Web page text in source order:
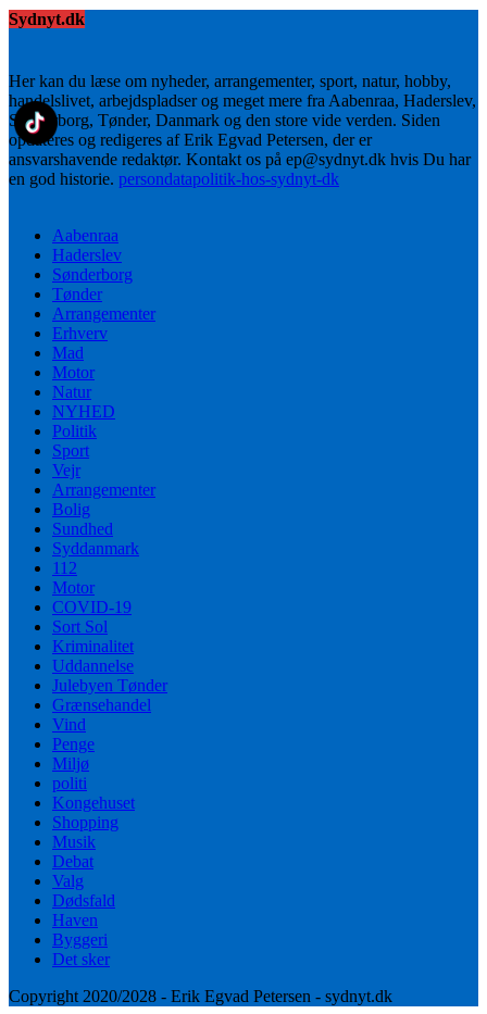
Sydnyt.dk
Her kan du læse om nyheder, arrangementer, sport, natur, hobby,
handelslivet, arbejdspladser og meget mere fra Aabenraa, Haderslev,
Sønderborg, Tønder, Danmark og den store vide verden. Siden
opdateres og redigeres af Erik Egvad Petersen, der er
ansvarshavende redaktør. Kontakt os på ep@sydnyt.dk hvis Du har
en god historie. persondatapolitik-hos-sydnyt-dk
Aabenraa
Haderslev
Sønderborg
Tønder
Arrangementer
Erhverv
Mad
Motor
Natur
NYHED
Politik
Sport
Vejr
Arrangementer
Bolig
Sundhed
Syddanmark
112
Motor
COVID-19
Sort Sol
Kriminalitet
Uddannelse
Julebyen Tønder
Grænsehandel
Vind
Penge
Miljø
politi
Kongehuset
Shopping
Musik
Debat
Valg
Dødsfald
Haven
Byggeri
Det sker
Copyright 2020/2028 - Erik Egvad Petersen - sydnyt.dk